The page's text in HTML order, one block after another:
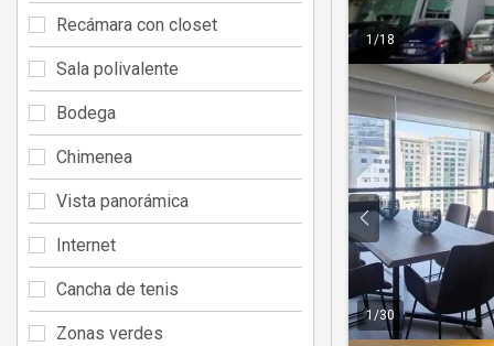
1 /18
1 /30
Recámara con closet
Sala polivalente
Bodega
Chimenea
Vista panorámica
Internet
Cancha de tenis
Zonas verdes